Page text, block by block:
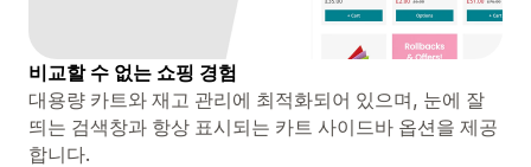
비교할 수 없는 쇼핑 경험
대용량 카트와 재고 관리에 최적화되어 있으며, 눈에 잘
띄는 검색창과 항상 표시되는 카트 사이드바 옵션을 제공
합니다.